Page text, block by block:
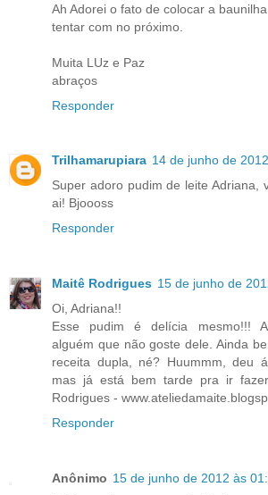
Ah Adorei o fato de colocar a
tentar com no próximo.
Muita LUz e Paz
abraços
Responder
Trilhamarupiara 14 de junho de
Super adoro pudim de leite Adriana,
ai! Bjoooss
Responder
Maitê Rodrigues 15 de junho de
Oi, Adriana!!
Esse pudim é delícia mesmo!!!
alguém que não goste dele. Ainda
receita dupla, né? Huummm, deu
mas já está bem tarde pra ir
Rodrigues -
Responder
Anônimo 15 de junho de 2012 às